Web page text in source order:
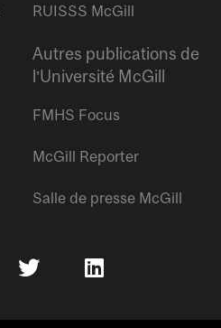
RUISSS McGill
Autres publications de
l’Université McGill
FMHS Focus
McGill Reporter
Salle de presse McGill